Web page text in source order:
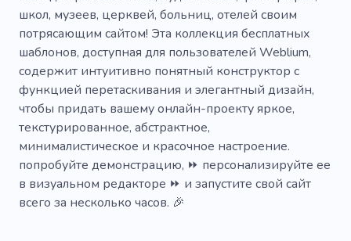
Мобильный
SEO
Творческий
Простой
Информативный
Корпоративный
Коммерческий
Ожидание
Мгновенный
Построение
Вовремя
Конфиденциальность
Привлечение внимания
Ночное сиденье
школ, музеев, церквей, больниц, отелей своим
потрясающим сайтом! Эта коллекция бесплатных
шаблонов, доступная для пользователей Weblium,
содержит интуитивно понятный конструктор с
функцией перетаскивания и элегантный дизайн,
чтобы придать вашему онлайн-проекту яркое,
текстурированное, абстрактное,
минималистическое и красочное настроение.
попробуйте демонстрацию, ⏩ персонализируйте ее
в визуальном редакторе ⏩ и запустите свой сайт
всего за несколько часов. 🎉